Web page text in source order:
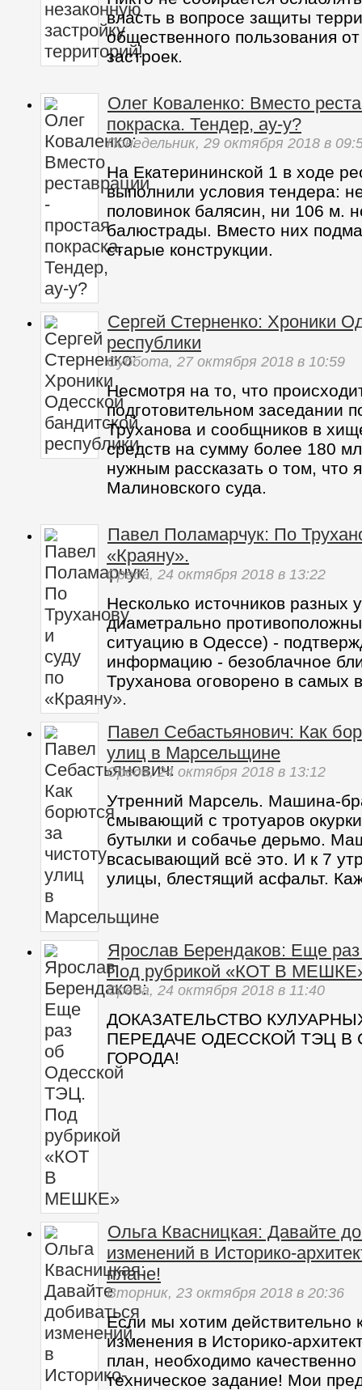
власть в вопросе защиты
общественного пользования
застроек.
Олег Коваленко: Вместо
покраска. Тендер, ау-у?
Понедельник, 29 октября 2018 в
На Екатерининской 1 в ходе
выполнили условия тендера:
половинок балясин, ни 106 м.
балюстрады. Вместо них
старые конструкции.
Сергей Стерненко: Хроники
республики
Суббота, 27 октября 2018 в 10:59
Несмотря на то, что
подготовительном заседании
Труханова и сообщников в
средств на сумму более 180
нужным рассказать о том, что
Малиновского суда.
Павел Поламарчук: По
«Краяну».
Среда, 24 октября 2018 в 13:22
Несколько источников разных
диаметрально
ситуацию в Одессе) -
информацию - безоблачное
Труханова оговорено в самых
Павел Себастьянович: Как
улиц в Марсельщине
Среда,24 октября 2018 в 13:12
Утренний Марсель. Машина-
смывающий с тротуаров
бутылки и собачье дерьмо.
всасывающий всё это. И к 7
улицы, блестящий асфальт.
Ярослав Берендаков: Еще
Под рубрикой «КОТ В
Среда, 24 октября 2018 в 11:40
ДОКАЗАТЕЛЬСТВО
ПЕРЕДАЧЕ ОДЕССКОЙ ТЭЦ В
ГОРОДА!
Ольга Квасницкая: Давайте
изменений в Историко-
плане!
Вторник, 23 октября 2018 в 20:36
Если мы хотим действительно
изменения в Историко-
план, необходимо качественно
техническое задание! Мои